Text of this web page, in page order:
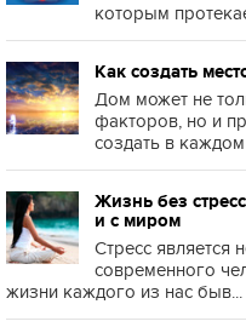
которым
Как создать
Дом может не
факторов, но и
создать в каждом
Жизнь без
и с миром
Стресс является
современного
жизни каждого из нас быв...